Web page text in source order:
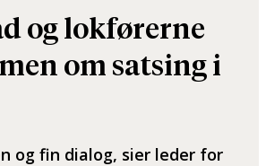
og lokførerne
om satsing i
og fin dialog, sier leder for